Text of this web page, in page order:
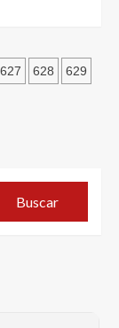
627 628 629